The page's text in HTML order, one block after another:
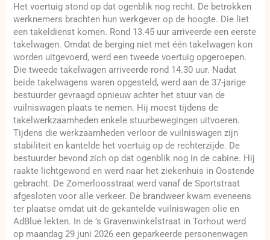
Het voertuig stond op dat ogenblik nog recht. De betrokken
werknemers brachten hun werkgever op de hoogte. Die liet
een takeldienst komen. Rond 13.45 uur arriveerde een eerste
takelwagen. Omdat de berging niet met één takelwagen kon
worden uitgevoerd, werd een tweede voertuig opgeroepen.
Die tweede takelwagen arriveerde rond 14.30 uur. Nadat
beide takelwagens waren opgesteld, werd aan de 37-jarige
bestuurder gevraagd opnieuw achter het stuur van de
vuilniswagen plaats te nemen. Hij moest tijdens de
takelwerkzaamheden enkele stuurbewegingen uitvoeren.
Tijdens die werkzaamheden verloor de vuilniswagen zijn
stabiliteit en kantelde het voertuig op de rechterzijde. De
bestuurder bevond zich op dat ogenblik nog in de cabine. Hij
raakte lichtgewond en werd naar het ziekenhuis in Oostende
gebracht. De Zomerloosstraat werd vanaf de Sportstraat
afgesloten voor alle verkeer. De brandweer kwam eveneens
ter plaatse omdat uit de gekantelde vuilniswagen olie en
AdBlue lekten. In de ’s Gravenwinkelstraat in Torhout werd
op maandag 29 juni 2026 een geparkeerde personenwagen